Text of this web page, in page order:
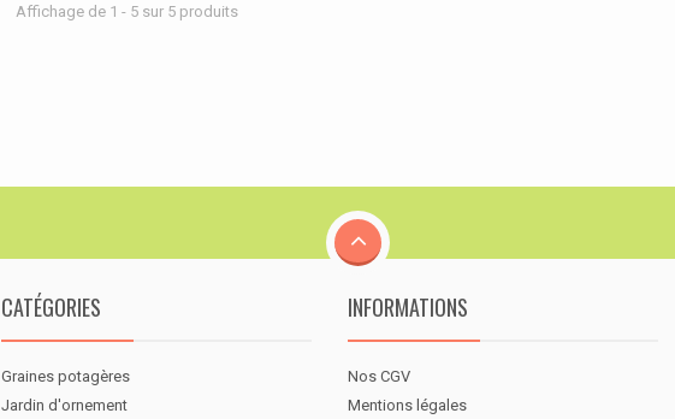
Affichage de 1 - 5 sur 5 produits
CATÉGORIES
Graines potagères
Jardin d'ornement
INFORMATIONS
Nos CGV
Mentions légales